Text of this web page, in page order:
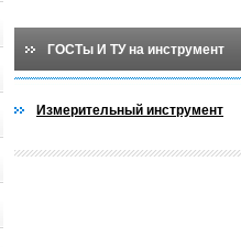
ГОСТы И ТУ на инструмент
Измерительный инструмент